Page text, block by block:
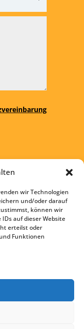
wir Technologien
und/oder darauf
können wir
auf dieser Website
erteilst oder
Funktionen